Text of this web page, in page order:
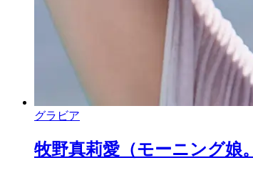
グラビア
牧野真莉愛（モーニング娘